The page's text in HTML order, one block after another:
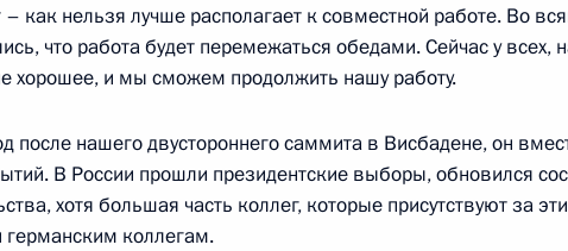
2008 года, четверг
пресс-конференция с Федеральным канцлером
консультаций
года, 19:45 Санкт-Петербург
– как нельзя лучше располагает к совместной работе. Во
что работа будет перемежаться обедами. Сейчас у всех,
хорошее, и мы сможем продолжить нашу работу.
после нашего двустороннего саммита в Висбадене, он
В России прошли президентские выборы, обновился
хотя большая часть коллег, которые присутствуют за
коллегам.